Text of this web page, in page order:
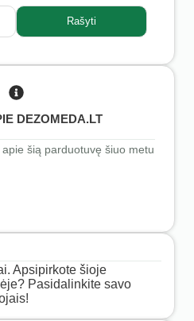
Rašyti
DEZOMEDA.LT
šią parduotuvę šiuo metu
Apsipirkote šioje
Pasidalinkite savo